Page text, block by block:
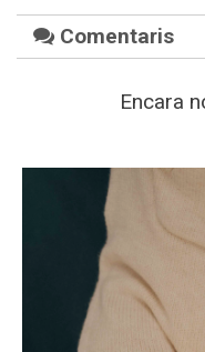
Comentaris
Encara